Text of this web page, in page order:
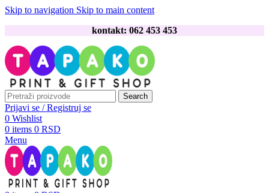
Skip to navigation Skip to main content
kontakt: 062 453 453
Search
Prijavi se / Registruj se
0 Wishlist
0 items 0 RSD
Menu